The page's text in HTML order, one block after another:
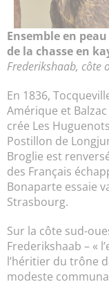
Ensemble en
de la chasse en
Frederikshaab, côte
En 1836,
Amérique et Balzac
crée Les
Postillon de
Broglie est
des Français
Bonaparte essaie
Strasbourg.
Sur la côte sud-
Frederikshaab – «
l’héritier du trône
modeste